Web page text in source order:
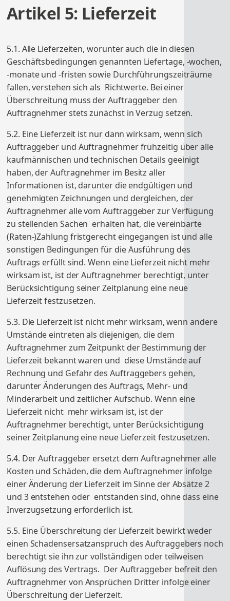
Artikel 5: Lieferzeit
5.1. Alle Lieferzeiten, worunter auch die in diesen
Geschäftsbedingungen genannten Liefertage, -wochen,
-monate und -fristen sowie Durchführungszeiträume
fallen, verstehen sich als Richtwerte. Bei einer
Überschreitung muss der Auftraggeber den
Auftragnehmer stets zunächst in Verzug setzen.
5.2. Eine Lieferzeit ist nur dann wirksam, wenn sich
Auftraggeber und Auftragnehmer frühzeitig über alle
kaufmännischen und technischen Details geeinigt
haben, der Auftragnehmer im Besitz aller
Informationen ist, darunter die endgültigen und
genehmigten Zeichnungen und dergleichen, der
Auftragnehmer alle vom Auftraggeber zur Verfügung
zu stellenden Sachen erhalten hat, die vereinbarte
(Raten-)Zahlung fristgerecht eingegangen ist und alle
sonstigen Bedingungen für die Ausführung des
Auftrags erfüllt sind. Wenn eine Lieferzeit nicht mehr
wirksam ist, ist der Auftragnehmer berechtigt, unter
Berücksichtigung seiner Zeitplanung eine neue
Lieferzeit festzusetzen.
5.3. Die Lieferzeit ist nicht mehr wirksam, wenn andere
Umstände eintreten als diejenigen, die dem
Auftragnehmer zum Zeitpunkt der Bestimmung der
Lieferzeit bekannt waren und diese Umstände auf
Rechnung und Gefahr des Auftraggebers gehen,
darunter Änderungen des Auftrags, Mehr- und
Minderarbeit und zeitlicher Aufschub. Wenn eine
Lieferzeit nicht mehr wirksam ist, ist der
Auftragnehmer berechtigt, unter Berücksichtigung
seiner Zeitplanung eine neue Lieferzeit festzusetzen.
5.4. Der Auftraggeber ersetzt dem Auftragnehmer alle
Kosten und Schäden, die dem Auftragnehmer infolge
einer Änderung der Lieferzeit im Sinne der Absätze 2
und 3 entstehen oder entstanden sind, ohne dass eine
Inverzugsetzung erforderlich ist.
5.5. Eine Überschreitung der Lieferzeit bewirkt weder
einen Schadensersatzanspruch des Auftraggebers noch
berechtigt sie ihn zur vollständigen oder teilweisen
Auflösung des Vertrags. Der Auftraggeber befreit den
Auftragnehmer von Ansprüchen Dritter infolge einer
Überschreitung der Lieferzeit.